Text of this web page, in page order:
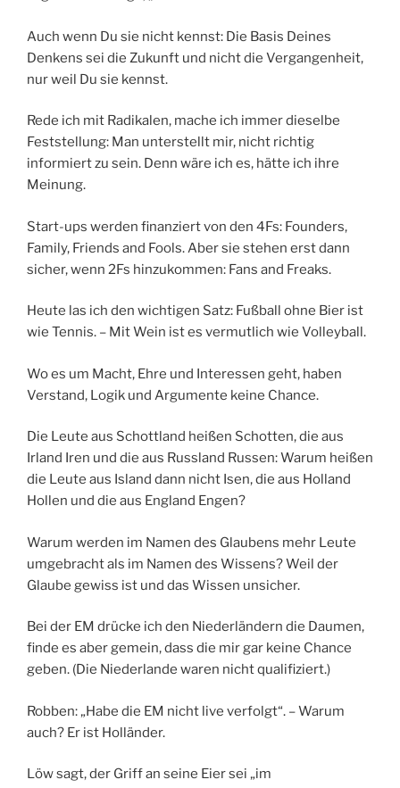
Auch wenn Du sie nicht kennst: Die Basis Deines
Denkens sei die Zukunft und nicht die Vergangenheit,
nur weil Du sie kennst.
Rede ich mit Radikalen, mache ich immer dieselbe
Feststellung: Man unterstellt mir, nicht richtig
informiert zu sein. Denn wäre ich es, hätte ich ihre
Meinung.
Start-ups werden finanziert von den 4Fs: Founders,
Family, Friends and Fools. Aber sie stehen erst dann
sicher, wenn 2Fs hinzukommen: Fans and Freaks.
Heute las ich den wichtigen Satz: Fußball ohne Bier ist
wie Tennis. – Mit Wein ist es vermutlich wie Volleyball.
Wo es um Macht, Ehre und Interessen geht, haben
Verstand, Logik und Argumente keine Chance.
Die Leute aus Schottland heißen Schotten, die aus
Irland Iren und die aus Russland Russen: Warum heißen
die Leute aus Island dann nicht Isen, die aus Holland
Hollen und die aus England Engen?
Warum werden im Namen des Glaubens mehr Leute
umgebracht als im Namen des Wissens? Weil der
Glaube gewiss ist und das Wissen unsicher.
Bei der EM drücke ich den Niederländern die Daumen,
finde es aber gemein, dass die mir gar keine Chance
geben. (Die Niederlande waren nicht qualifiziert.)
Robben: „Habe die EM nicht live verfolgt“. – Warum
auch? Er ist Holländer.
Löw sagt, der Griff an seine Eier sei „im